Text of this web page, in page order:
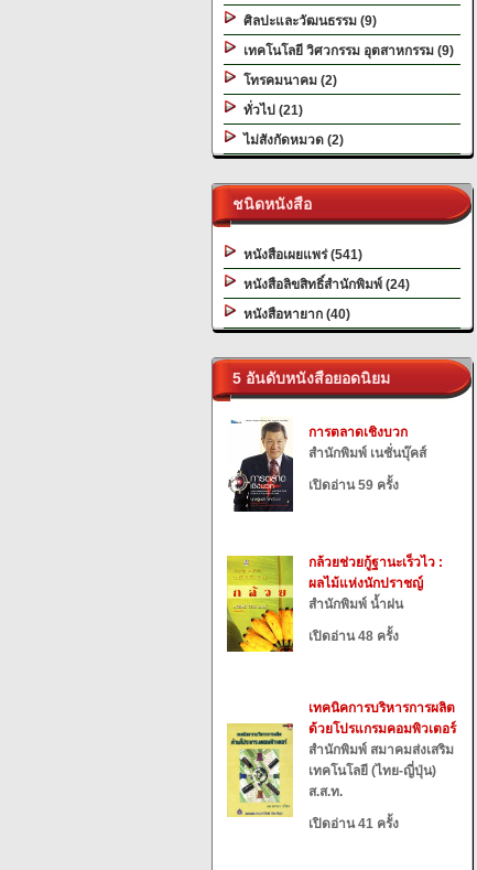
ศิลปะและวัฒนธรรม (9)
เทคโนโลยี วิศวกรรม อุตสาหกรรม (9)
โทรคมนาคม (2)
ทั่วไป (21)
ไม่สังกัดหมวด (2)
ชนิดหนังสือ
หนังสือเผยแพร่ (541)
หนังสือลิขสิทธิ์สำนักพิมพ์ (24)
หนังสือหายาก (40)
5 อันดับหนังสือยอดนิยม
การตลาดเชิงบวก
สำนักพิมพ์ เนชั่นบุ๊คส์
เปิดอ่าน 59 ครั้ง
กล้วยช่วยกู้ฐานะเร็วไว :
ผลไม้แห่งนักปราชญ์
สำนักพิมพ์ น้ำฝน
เปิดอ่าน 48 ครั้ง
เทคนิคการบริหารการผลิต
ด้วยโปรแกรมคอมพิวเตอร์
สำนักพิมพ์ สมาคมส่งเสริม
เทคโนโลยี (ไทย-ญี่ปุ่น)
ส.ส.ท.
เปิดอ่าน 41 ครั้ง